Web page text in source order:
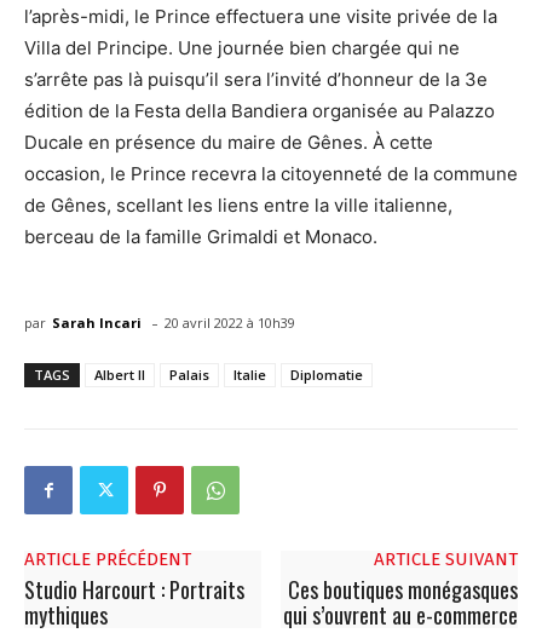
l’après-midi, le Prince effectuera une visite privée de la
Villa del Principe. Une journée bien chargée qui ne
s’arrête pas là puisqu’il sera l’invité d’honneur de la 3e
édition de la Festa della Bandiera organisée au Palazzo
Ducale en présence du maire de Gênes. À cette
occasion, le Prince recevra la citoyenneté de la commune
de Gênes, scellant les liens entre la ville italienne,
berceau de la famille Grimaldi et Monaco.
par Sarah Incari - 20 avril 2022 à 10h39
TAGS Albert II Palais Italie Diplomatie
ARTICLE PRÉCÉDENT
Studio Harcourt : Portraits
mythiques
ARTICLE SUIVANT
Ces boutiques monégasques
qui s’ouvrent au e-commerce